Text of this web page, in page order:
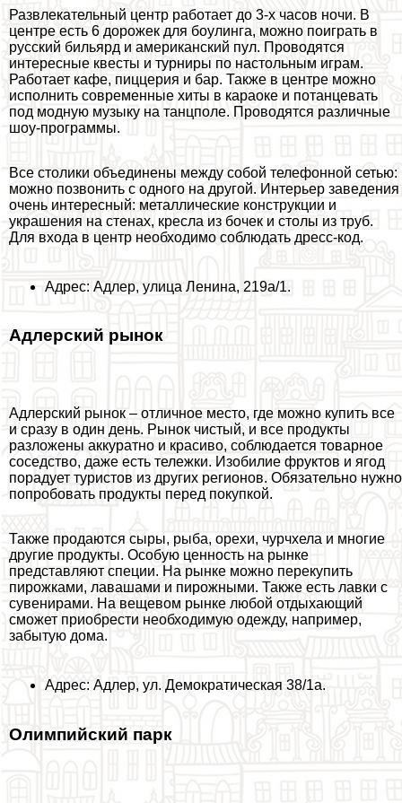
Развлекательный центр работает до 3-х часов ночи. В
центре есть 6 дорожек для боулинга, можно поиграть в
русский бильярд и американский пул. Проводятся
интересные квесты и турниры по настольным играм.
Работает кафе, пиццерия и бар. Также в центре можно
исполнить современные хиты в караоке и потанцевать
под модную музыку на танцполе. Проводятся различные
шоу-программы.
Все столики объединены между собой телефонной сетью:
можно позвонить с одного на другой. Интерьер заведения
очень интересный: металлические конструкции и
украшения на стенах, кресла из бочек и столы из труб.
Для входа в центр необходимо соблюдать дресс-код.
Адрес: Адлер, улица Ленина, 219а/1.
Адлерский рынок
Адлерский рынок – отличное место, где можно купить все
и сразу в один день. Рынок чистый, и все продукты
разложены аккуратно и красиво, соблюдается товарное
соседство, даже есть тележки. Изобилие фруктов и ягод
порадует туристов из других регионов. Обязательно нужно
попробовать продукты перед покупкой.
Также продаются сыры, рыба, орехи, чурчхела и многие
другие продукты. Особую ценность на рынке
представляют специи. На рынке можно перекупить
пирожками, лавашами и пирожными. Также есть лавки с
сувенирами. На вещевом рынке любой отдыхающий
сможет приобрести необходимую одежду, например,
забытую дома.
Адрес: Адлер, ул. Демократическая 38/1а.
Олимпийский парк